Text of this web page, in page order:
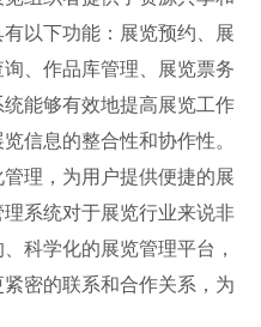
以下功能：展览预约、展
、作品库管理、展览票务
能够有效地提高展览工作
信息的整合性和协作性。
理，为用户提供便捷的展
系统对于展览行业来说非
科学化的展览管理平台，
密的联系和合作关系，为